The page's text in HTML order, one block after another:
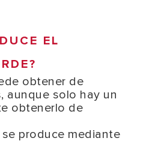
EL
obtener de
aunque solo hay un
obtenerlo de
produce mediante